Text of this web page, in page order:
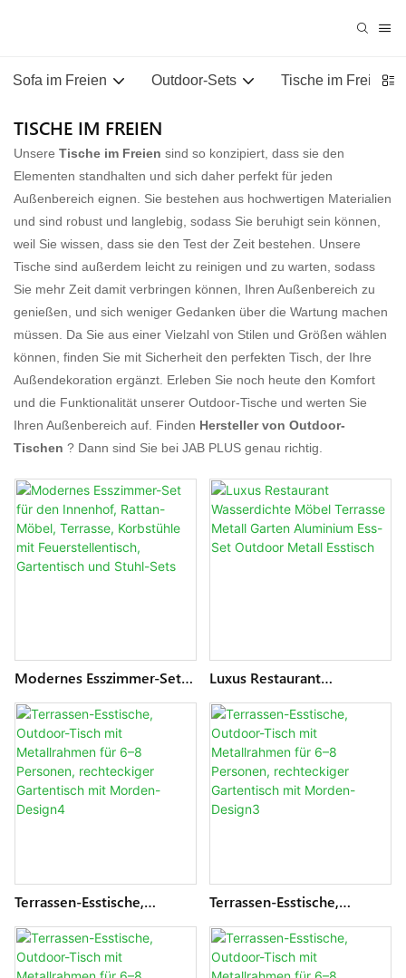
Sofa im Freien Outdoor-Sets Tische im Freien
TISCHE IM FREIEN
Unsere Tische im Freien sind so konzipiert, dass sie den
Elementen standhalten und sich daher perfekt für jeden
Außenbereich eignen. Sie bestehen aus hochwertigen Materialien
und sind robust und langlebig, sodass Sie beruhigt sein können,
weil Sie wissen, dass sie den Test der Zeit bestehen. Unsere
Tische sind außerdem leicht zu reinigen und zu warten, sodass
Sie mehr Zeit damit verbringen können, Ihren Außenbereich zu
genießen, und sich weniger Gedanken über die Wartung machen
müssen. Da Sie aus einer Vielzahl von Stilen und Größen wählen
können, finden Sie mit Sicherheit den perfekten Tisch, der Ihre
Außendekoration ergänzt. Erleben Sie noch heute den Komfort
und die Funktionalität unserer Outdoor-Tische und werten Sie
Ihren Außenbereich auf. Finden Hersteller von Outdoor-
Tischen ? Dann sind Sie bei JAB PLUS genau richtig.
Modernes Esszimmer-Set
Möbel, Terrasse,
Korbstühle Mit
Feuerstellentisch,
Gartentisch Und Stuhl-Sets
Luxus Restaurant
Terrasse Metall Garten
Aluminium Ess-Set Outdoor
Metall Esstisch
Terrassen-Esstische,
Metallrahmen Für 6–8
Personen, Rechteckiger
Gartentisch Mit Morden-
Terrassen-Esstische,
Metallrahmen Für 6–8
Personen, Rechteckiger
Gartentisch Mit Morden-